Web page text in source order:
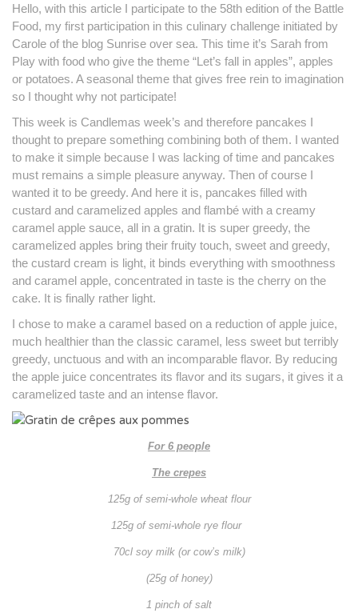
Hello, with this article I participate to the 58th edition of the Battle
Food, my first participation in this culinary challenge initiated by
Carole of the blog Sunrise over sea. This time it’s Sarah from
Play with food who give the theme “Let’s fall in apples”, apples
or potatoes. A seasonal theme that gives free rein to imagination
so I thought why not participate!
This week is Candlemas week’s and therefore pancakes I
thought to prepare something combining both of them. I wanted
to make it simple because I was lacking of time and pancakes
must remains a simple pleasure anyway. Then of course I
wanted it to be greedy. And here it is, pancakes filled with
custard and caramelized apples and flambé with a creamy
caramel apple sauce, all in a gratin. It is super greedy, the
caramelized apples bring their fruity touch, sweet and greedy,
the custard cream is light, it binds everything with smoothness
and caramel apple, concentrated in taste is the cherry on the
cake. It is finally rather light.
I chose to make a caramel based on a reduction of apple juice,
much healthier than the classic caramel, less sweet but terribly
greedy, unctuous and with an incomparable flavor. By reducing
the apple juice concentrates its flavor and its sugars, it gives it a
caramelized taste and an intense flavor.
For 6 people
The crepes
125g of semi-whole wheat flour
125g of semi-whole rye flour
70cl soy milk (or cow’s milk)
(25g of honey)
1 pinch of salt